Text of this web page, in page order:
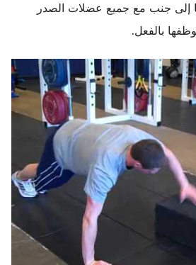
إلى جنب مع جميع عضلات الصدر
بالفعل.